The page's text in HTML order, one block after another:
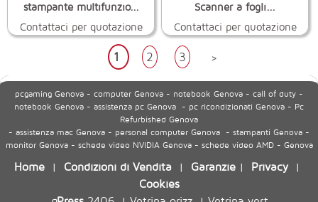
stampante multifunzio...
Contattaci per quotazione
Scanner a fogli...
Contattaci per quotazione
1 2 3 >
pcgaming Genova - computer Genova - notebook Genova - call of duty -
notebook Genova - assistenza pc Genova - pc ricondizionati Genova - Pc
Refurbished Genova
- assistenza mac Genova - personal computer Genova - stampanti Genova -
monitor Genova - schede video NVIDIA Genova - schede video AMD - Genova
Home | Condizioni di Vendita | Garanzie | Privacy|
Cookies